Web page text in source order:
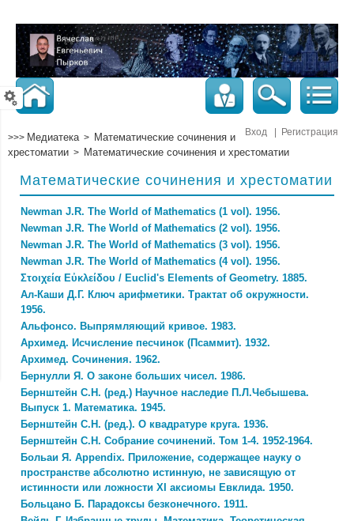
Вход Регистрация
>>> Медиатека> Математические сочинения и
хрестоматии > Математические сочинения и хрестоматии
Математические сочинения и хрестоматии
Newman J.R. The World of Mathematics (1 vol). 1956.
Newman J.R. The World of Mathematics (2 vol). 1956.
Newman J.R. The World of Mathematics (3 vol). 1956.
Newman J.R. The World of Mathematics (4 vol). 1956.
Στοιχεία Εὐκλείδου / Euclid's Elements of Geometry. 1885.
Ал-Каши Д.Г. Ключ арифметики. Трактат об окружности.
1956.
Альфонсо. Выпрямляющий кривое. 1983.
Архимед. Исчисление песчинок (Псаммит). 1932.
Архимед. Сочинения. 1962.
Бернулли Я. О законе больших чисел. 1986.
Бернштейн С.Н. (ред.) Научное наследие П.Л.Чебышева.
Выпуск 1. Математика. 1945.
Бернштейн С.Н. (ред.). О квадратуре круга. 1936.
Бернштейн С.Н. Собрание сочинений. Том 1-4. 1952-1964.
Больаи Я. Appendix. Приложение, содержащее науку о
пространстве абсолютно истинную, не зависящую от
истинности или ложности XI аксиомы Евклида. 1950.
Больцано Б. Парадоксы безконечного. 1911.